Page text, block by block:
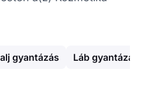
gyantázás Láb gyantázás